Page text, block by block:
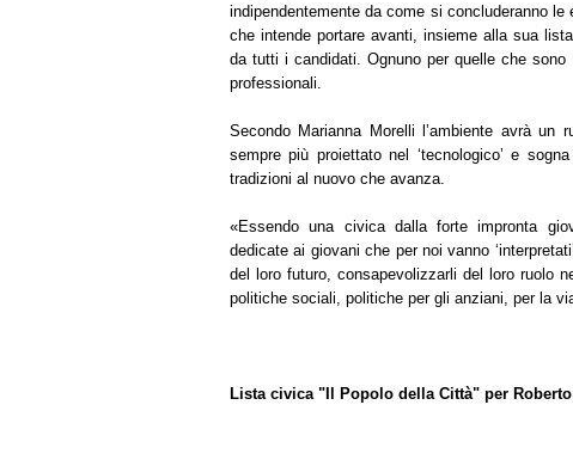
indipendentemente da come si concluderanno
che intende portare avanti, insieme alla sua
da tutti i candidati. Ognuno per quelle che
professionali.
Secondo Marianna Morelli l’ambiente avrà un
sempre più proiettato nel ‘tecnologico’ e
tradizioni al nuovo che avanza.
«Essendo una civica dalla forte impronta
dedicate ai giovani che per noi vanno
del loro futuro, consapevolizzarli del loro ruolo
politiche sociali, politiche per gli anziani, per la
Lista civica "Il Popolo della Città" per